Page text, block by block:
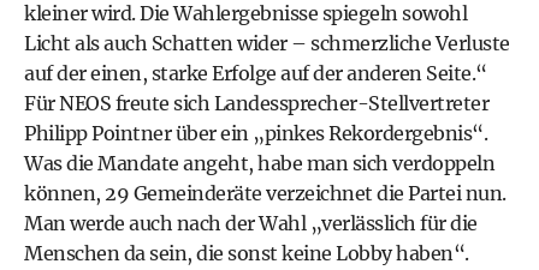
kleiner wird. Die Wahlergebnisse spiegeln sowohl
Licht als auch Schatten wider – schmerzliche Verluste
auf der einen, starke Erfolge auf der anderen Seite.“
Für NEOS freute sich Landessprecher-Stellvertreter
Philipp Pointner über ein „pinkes Rekordergebnis“.
Was die Mandate angeht, habe man sich verdoppeln
können, 29 Gemeinderäte verzeichnet die Partei nun.
Man werde auch nach der Wahl „verlässlich für die
Menschen da sein, die sonst keine Lobby haben“.